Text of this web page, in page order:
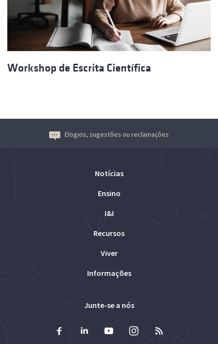
Workshop de Escrita Científica
Elogios, sugestões ou reclamações
Notícias
Ensino
I&I
Recursos
Viver
Informações
Junte-se a nós